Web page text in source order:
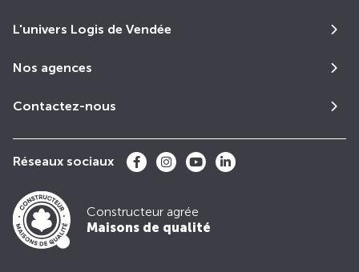
L'univers Logis de Vendée
Nos agences
Contactez-nous
Réseaux sociaux
Constructeur agrée
Maisons de qualité